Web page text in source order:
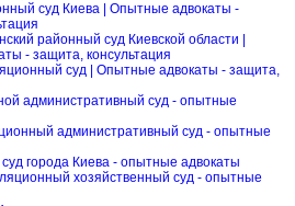
суд Киева | Опытные адвокаты -
районный суд Киевской области |
- защита, консультация
суд | Опытные адвокаты - защита,
административный суд - опытные
административный суд - опытные
города Киева - опытные адвокаты
хозяйственный суд - опытные